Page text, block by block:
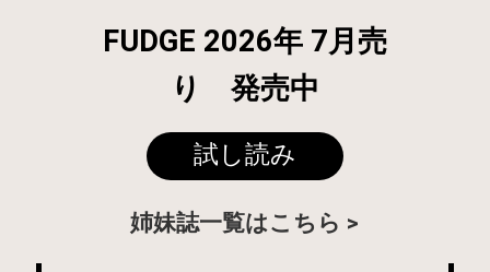
FUDGE 2026年 7月売
り 発売中
試し読み
姉妹誌一覧はこちら